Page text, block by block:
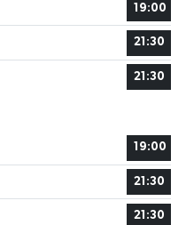
19:00
21:30
21:30
19:00
21:30
21:30